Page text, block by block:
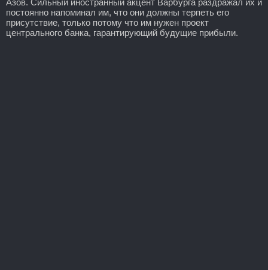
постоянно напоминал им, что они должны терпеть его
присутствие, только потому что им нужен проект
центрального банка, гарантирующий будущие прибыли.